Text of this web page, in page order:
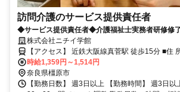
訪問介護のサービス提供責任者
◆サービス提供責任者◆介護福祉士実務者研修修
アップを目指す方歓迎！未経験の方でも、先輩ス
します♪
株式会社ニチイ学館
【アクセス】 近鉄大阪線真菅駅 徒歩15分 ■住 所 奈良県 橿原市 曽我
町723-4 ■アクセス 近鉄大阪線真菅駅 徒歩15分
時給1,359円～1,514円
奈良県橿原市
【勤務日数】 週3日以上 【勤務時間】 週3日